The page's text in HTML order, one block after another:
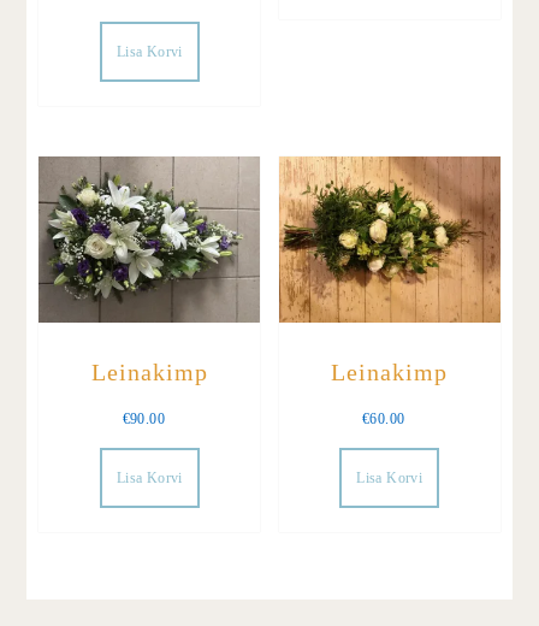
Lisa Korvi
Leinakimp
€90.00
Lisa Korvi
Leinakimp
€60.00
Lisa Korvi